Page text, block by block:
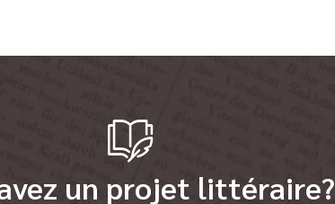
un projet littéraire?